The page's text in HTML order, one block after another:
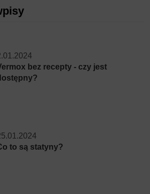
bez recepty - czy jest
to są statyny?